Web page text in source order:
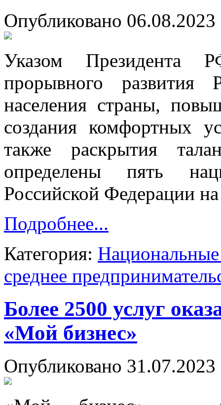
Опубликовано
Указом Президента
прорывного развития
населения страны,
создания комфортных
также раскрытия
определены пять
Российской Федерации
Подробнее...
Категория:
среднее
Более 2500 услуг
«Мой бизнес»
Опубликовано 31.07.2023